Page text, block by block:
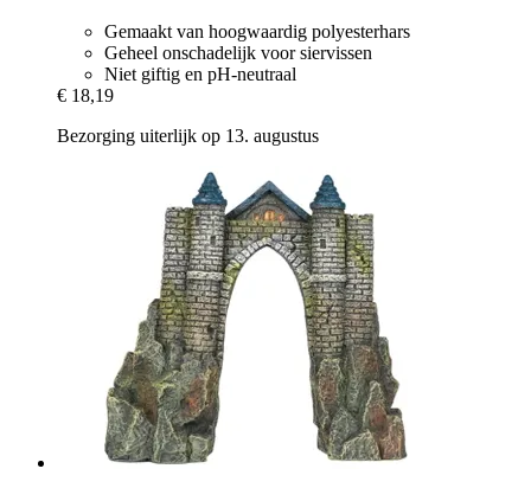
Gemaakt van hoogwaardig polyesterhars
Geheel onschadelijk voor siervissen
Niet giftig en pH-neutraal
€ 18,19
Bezorging uiterlijk op 13. augustus